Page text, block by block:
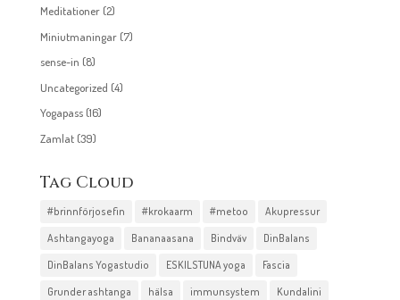
Meditationer(2)
Miniutmaningar(7)
sense-in (8)
Uncategorized (4)
Yogapass(16)
Zamlat(39)
Tag Cloud
#brinnförjosefin #krokaarm #metoo
Akupressur
Ashtangayoga
Bananaasana Bindväv
DinBalans
DinBalans Yogastudio
ESKILSTUNA yoga
Fascia
Grunder ashtanga
hälsa immunsystem
Kundalini